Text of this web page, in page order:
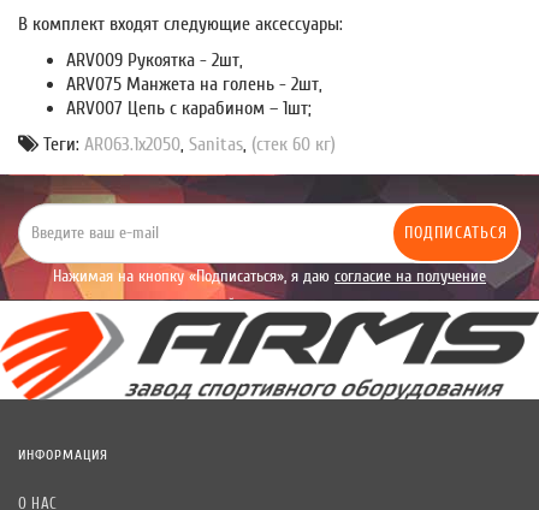
В комплект входят следующие аксессуары:
ARV009 Рукоятка - 2шт,
ARV075 Манжета на голень - 2шт,
ARV007 Цепь с карабином – 1шт;
Теги: AR063.1х2050, Sanitas, (стек 60 кг)
ПОДПИСАТЬСЯ
Нажимая на кнопку «Подписаться», я даю согласие на получение
уведомлений рекламного характера.
ИНФОРМАЦИЯ
О НАС